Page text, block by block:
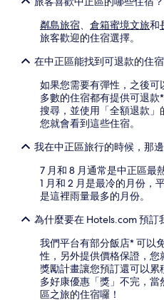
粼島旅宿、 倉箱蜜境文旅和
旅客歡迎的住宿選擇。
在中正區能找到可退款的住
如果您需要有彈性，之後
多數的住宿都有提供可退
搜尋，並使用「全額退款」
您就會看到這些住宿。
我在中正區旅行的時候，那
7 月和 8 月通常是中正區最
1 月和 2 月是最冷的月份，
是這裡雨量最多的月份。
為什麼要在 Hotels.com 預訂
我們平台有部分飯店* 可以
性，另外提供價格保證，您
獎勵計畫讓您預訂還可以
多好康優惠「獎」不完，
區之旅的住宿囉！